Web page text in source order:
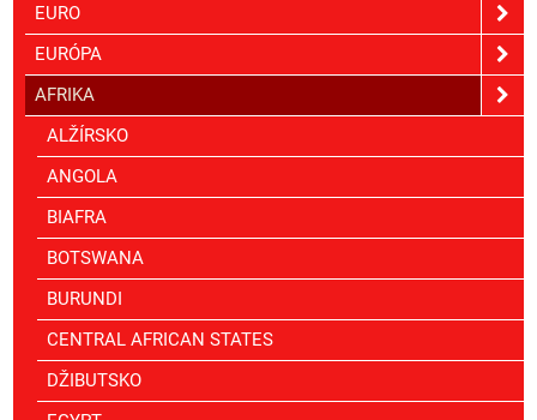
EURO
EURÓPA
AFRIKA
ALŽÍRSKO
ANGOLA
BIAFRA
BOTSWANA
BURUNDI
CENTRAL AFRICAN STATES
DŽIBUTSKO